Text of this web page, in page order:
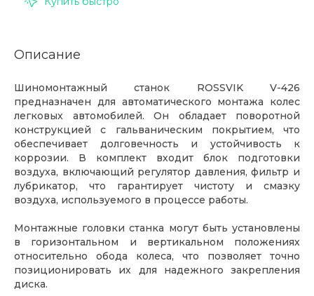
Описание
Шиномонтажный станок ROSSVIK V-426
предназначен для автоматического монтажа колес
легковых автомобилей. Он обладает поворотной
конструкцией с гальваническим покрытием, что
обеспечивает долговечность и устойчивость к
коррозии. В комплект входит блок подготовки
воздуха, включающий регулятор давления, фильтр и
лубрикатор, что гарантирует чистоту и смазку
воздуха, используемого в процессе работы.
Монтажные головки станка могут быть установлены
в горизонтальном и вертикальном положениях
относительно обода колеса, что позволяет точно
позиционировать их для надежного закрепления
диска.